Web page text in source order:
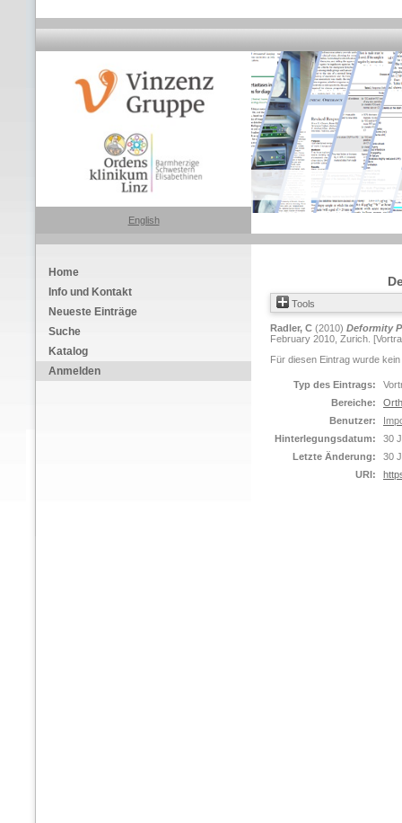
English
Home
Info und Kontakt
Neueste Einträge
Suche
Katalog
Anmelden
Tools
Radler, C (2010) Deformity
February 2010, Zurich.
Für diesen Eintrag wurde
Typ des Eintrags:
Bereiche:
Benutzer:
Hinterlegungsdatum:
30
Letzte Änderung:
30
URI: